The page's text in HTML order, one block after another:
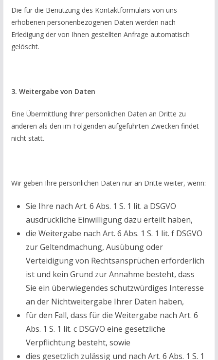
Die für die Benutzung des Kontaktformulars von uns
erhobenen personenbezogenen Daten werden nach
Erledigung der von Ihnen gestellten Anfrage automatisch
gelöscht.
3. Weitergabe von Daten
Eine Übermittlung Ihrer persönlichen Daten an Dritte zu
anderen als den im Folgenden aufgeführten Zwecken findet
nicht statt.
Wir geben Ihre persönlichen Daten nur an Dritte weiter, wenn:
Sie Ihre nach Art. 6 Abs. 1 S. 1 lit. a DSGVO
ausdrückliche Einwilligung dazu erteilt haben,
die Weitergabe nach Art. 6 Abs. 1 S. 1 lit. f DSGVO
zur Geltendmachung, Ausübung oder
Verteidigung von Rechtsansprüchen erforderlich
ist und kein Grund zur Annahme besteht, dass
Sie ein überwiegendes schutzwürdiges Interesse
an der Nichtweitergabe Ihrer Daten haben,
für den Fall, dass für die Weitergabe nach Art. 6
Abs. 1 S. 1 lit. c DSGVO eine gesetzliche
Verpflichtung besteht, sowie
dies gesetzlich zulässig und nach Art. 6 Abs. 1 S. 1